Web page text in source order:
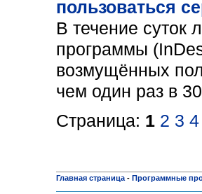
пользоваться
В течение суток
программы
возмущённых
чем один раз в
Страница: 1 2 3 4
Главная страница - Программные